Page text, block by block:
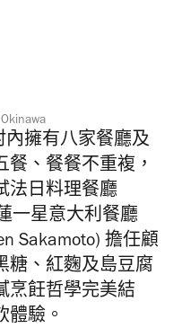
內擁有八家餐廳及
、餐餐不重複，
法日料理餐廳
一星意大利餐廳
Sakamoto) 擔任顧
糖、紅麴及島豆腐
烹飪哲學完美結
體驗。